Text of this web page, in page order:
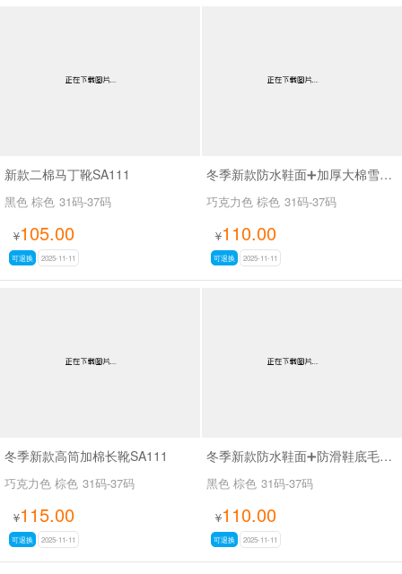
新款二棉马丁靴SA111
黑色 棕色 31码-37码
¥105.00
可退换 2025-11-11
冬季新款防水鞋面➕加厚大棉雪地靴SA111
巧克力色 棕色 31码-37码
¥110.00
可退换 2025-11-11
冬季新款高筒加棉长靴SA111
巧克力色 棕色 31码-37码
¥115.00
可退换 2025-11-11
冬季新款防水鞋面➕防滑鞋底毛口马丁靴SA111
黑色 棕色 31码-37码
¥110.00
可退换 2025-11-11